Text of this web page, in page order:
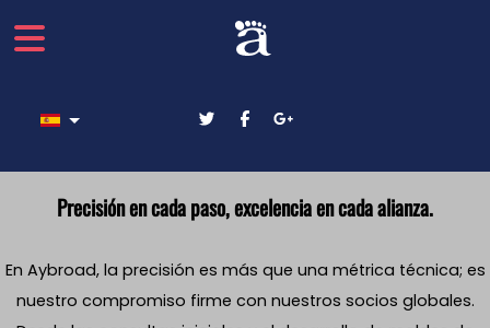
Seleccione su idioma
Precisión en cada paso, excelencia en cada alianza.
En Aybroad, la precisión es más que una métrica técnica; es
nuestro compromiso firme con nuestros socios globales.